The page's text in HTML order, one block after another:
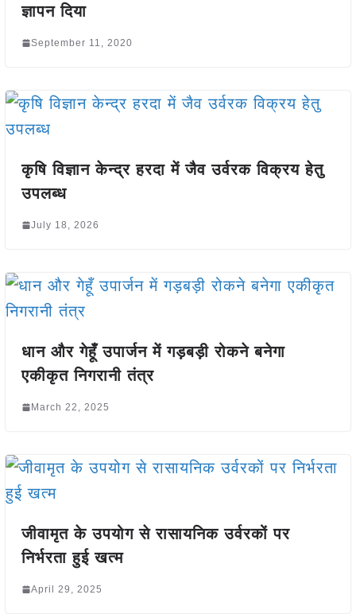
ज्ञापन दिया
September 11, 2020
कृषि विज्ञान केन्द्र हरदा में जैव उर्वरक विक्रय हेतु
उपलब्ध
July 18, 2026
धान और गेहूँ उपार्जन में गड़बड़ी रोकने बनेगा
एकीकृत निगरानी तंत्र
March 22, 2025
जीवामृत के उपयोग से रासायनिक उर्वरकों पर
निर्भरता हुई खत्म
April 29, 2025